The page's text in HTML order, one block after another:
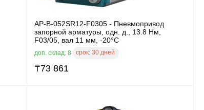
AP-B-052SR12-F0305 - Пневмопривод
запорной арматуры, одн. д., 13.8 Нм,
F03/05, вал 11 мм, -20°C
доп. склад: 8 срок: 30 дней
₸73 861